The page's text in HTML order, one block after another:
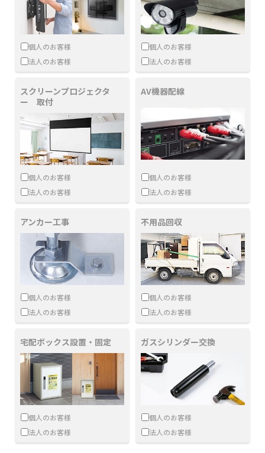
個人のお客様
法人のお客様
個人のお客様
法人のお客様
スクリーンプロジェクタ
ー 取付
個人のお客様
法人のお客様
AV機器配線
個人のお客様
法人のお客様
アンカー工事
個人のお客様
法人のお客様
不用品回収
個人のお客様
法人のお客様
宅配ボックス設置・固定
個人のお客様
法人のお客様
ガスシリンダー交換
個人のお客様
法人のお客様